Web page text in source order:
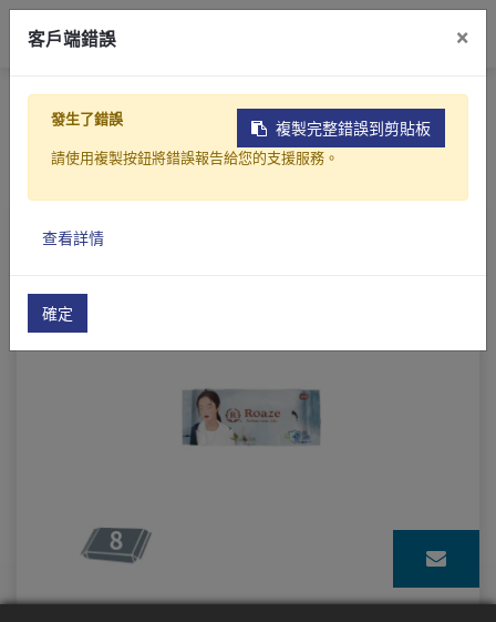
首頁 產品製造 醫美護理 濕紙巾
濕紙巾
客戶端錯誤 ×
複製完整錯誤到剪貼板
發生了錯誤
請使用複製按鈕將錯誤報告給您的支援服務。
查看詳情
確定